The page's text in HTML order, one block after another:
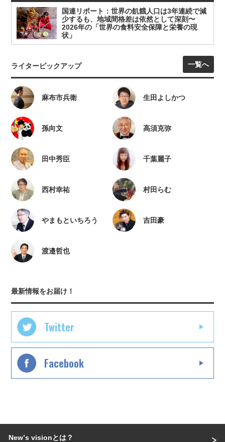
国連リポート：世界の飢餓人口は3年連続で減
少するも、地域間格差は依然として深刻〜
2026年の「世界の食料安全保障と栄養の現
状」
ライターピックアップ 一覧へ
麻布市兵衛 生田よしかつ
孫向文 高須克弥
田中秀臣 千葉麗子
西村幸祐 村田らむ
やまもといちろう 吉田豪
渡邉哲也
最新情報をお届け！
Twitter
Facebook
Newʼs visionとは？